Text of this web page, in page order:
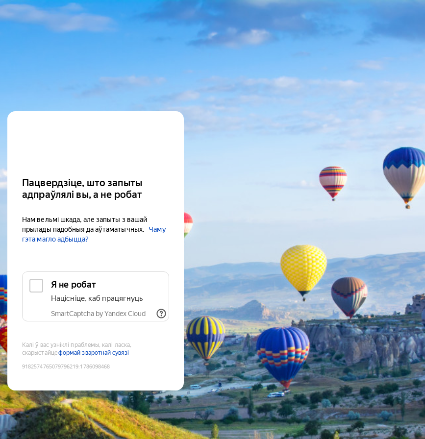
Пацвердзіце, што запыты
адпраўлялі вы, а не робат
Нам вельмі шкада, але запыты з вашай
прылады падобныя да аўтаматычных.
Чаму
гэта магло адбыцца?
Я не робат
Націсніце, каб працягнуць
SmartCaptcha by Yandex Cloud
Калі ў вас узніклі праблемы, калі ласка,
скарыстайцеформай зваротнай сувязі
9182574765079796219:1786098468